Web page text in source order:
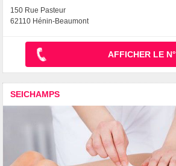
150 Rue Pasteur
62110 Hénin-Beaumont
AFFICHER LE N°
SEICHAMPS